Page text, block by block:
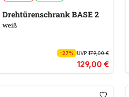
Drehtürenschrank BASE 2
weiß
-27% UVP179,00 €
129,00 €